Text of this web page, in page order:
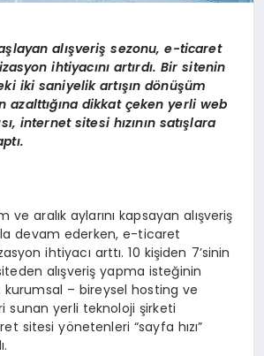
alışveriş sezonu, e-ticaret
ihtiyacını artırdı. Bir sitenin
iki saniyelik artışın dönüşüm
azalttığına dikkat çekenyerli web
internet sitesi hızının satışlara
ve aralık aylarını kapsayan alışveriş
devam ederken, e-ticaret
ihtiyacı arttı. 10 kişiden 7’sinin
alışveriş yapma isteğinin
kurumsal – bireysel hosting ve
sunan yerli teknoloji şirketi
sitesi yönetenleri “sayfa hızı”